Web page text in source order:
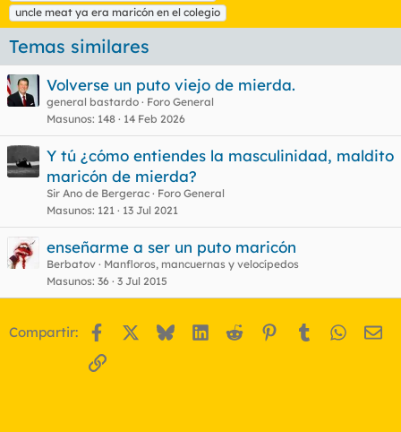
uncle meat ya era maricón en el colegio
Temas similares
Volverse un puto viejo de mierda.
general bastardo
Foro General
Masunos 148 14 Feb 2026
Y tú ¿cómo entiendes la masculinidad, maldito
maricón de mierda?
Sir Ano de Bergerac
Foro General
Masunos 121 13 Jul 2021
enseñarme a ser un puto maricón
Berbatov
Manfloros, mancuernas y velocípedos
Masunos 36 3 Jul 2015
Compartir: Facebook BlueskyLinkedIn
Reddit Pinterest
Tumblr
Enlace